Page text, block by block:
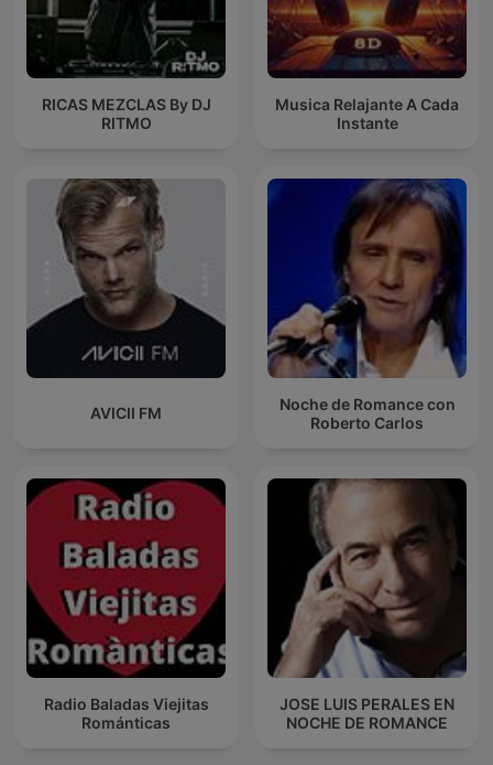
RICAS MEZCLAS By DJ
RITMO
Musica Relajante A Cada
Instante
AVICII FM
Noche de Romance con
Roberto Carlos
Radio Baladas Viejitas
Románticas
JOSE LUIS PERALES EN
NOCHE DE ROMANCE